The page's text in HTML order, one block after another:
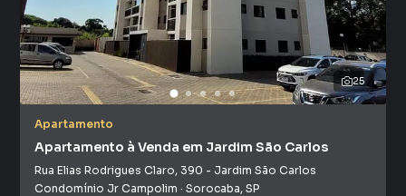
25
Apartamento
Apartamento à Venda em Jardim São Carlos
Rua Elias Rodrigues Claro, 390 - Jardim São Carlos
Condomínio Jr Campolim · Sorocaba, SP